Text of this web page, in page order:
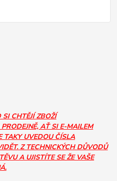
SI CHTĚJÍ ZBOŽÍ
AŤ SI E-MAILEM
TAKY UVEDOU ČÍSLA
Z TECHNICKÝCH DŮVODŮ
A UJISTÍTE SE ŽE VAŠE